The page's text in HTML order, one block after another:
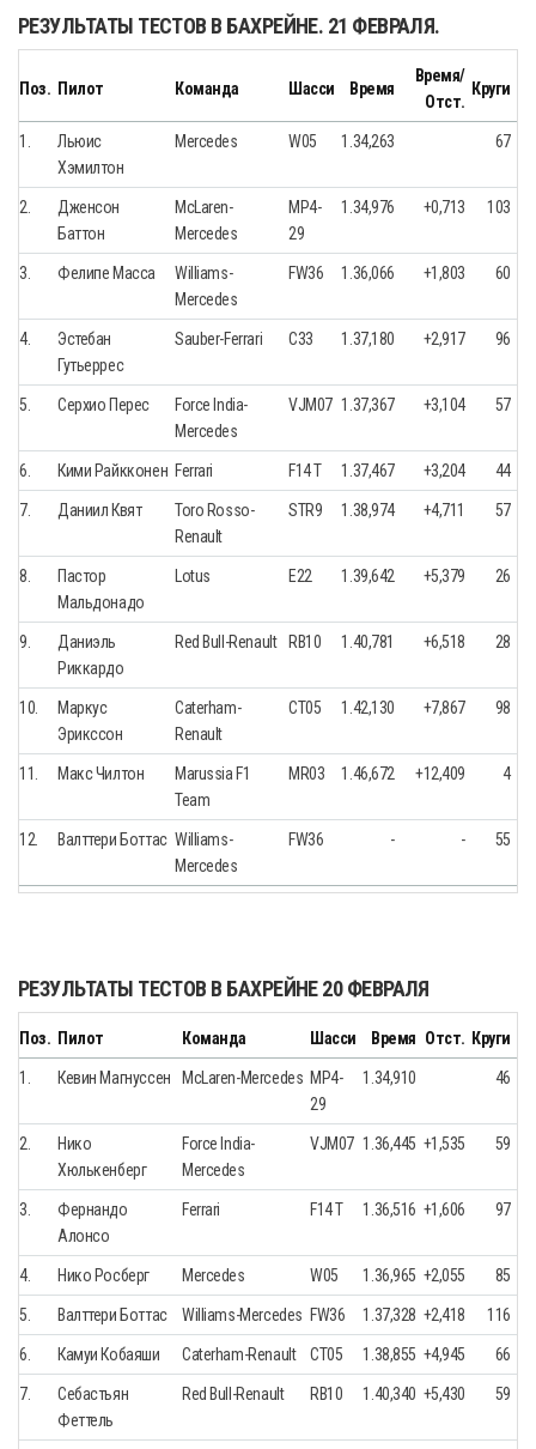
РЕЗУЛЬТАТЫ ТЕСТОВ В БАХРЕЙНЕ. 21 ФЕВРАЛЯ.
Поз. Пилот Команда Шасси Время
Время/
Отст.
Круги
1.
Льюис
Хэмилтон
Mercedes W05 1.34,263 67
2.
Дженсон
Баттон
McLaren-
Mercedes
MP4-
29
1.34,976 +0,713 103
3. Фелипе Масса
Williams-
Mercedes
FW36 1.36,066 +1,803 60
4.
Эстебан
Гутьеррес
Sauber-Ferrari C33 1.37,180 +2,917 96
5. Серхио Перес
Force India-
Mercedes
VJM07 1.37,367 +3,104 57
6. Кими Райкконен Ferrari F14 T 1.37,467 +3,204 44
7. Даниил Квят
Toro Rosso-
Renault
STR9 1.38,974 +4,711 57
8.
Пастор
Мальдонадо
Lotus E22 1.39,642 +5,379 26
9.
Даниэль
Риккардо
Red Bull-Renault RB10 1.40,781 +6,518 28
10.
Маркус
Эрикссон
Caterham-
Renault
CT05 1.42,130 +7,867 98
11. Макс Чилтон
Marussia F1
Team
MR03 1.46,672 +12,409 4
12. Валттери Боттас Williams-
Mercedes
FW36 - - 55
РЕЗУЛЬТАТЫ ТЕСТОВ В БАХРЕЙНЕ 20 ФЕВРАЛЯ
Поз. Пилот Команда Шасси Время Отст. Круги
1. Кевин Магнуссен McLaren-Mercedes MP4-
29
1.34,910 46
2.
Нико
Хюлькенберг
Force India-
Mercedes
VJM07 1.36,445 +1,535 59
3.
Фернандо
Алонсо
Ferrari F14 T 1.36,516 +1,606 97
4. Нико Росберг Mercedes W05 1.36,965 +2,055 85
5. Валттери Боттас Williams-Mercedes FW36 1.37,328 +2,418 116
6. Камуи Кобаяши Caterham-Renault CT05 1.38,855 +4,945 66
7.
Себастьян
Феттель
Red Bull-Renault RB10 1.40,340 +5,430 59